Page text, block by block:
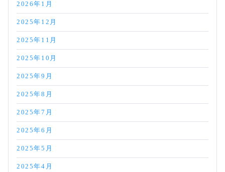
2026年1月
2025年12月
2025年11月
2025年10月
2025年9月
2025年8月
2025年7月
2025年6月
2025年5月
2025年4月